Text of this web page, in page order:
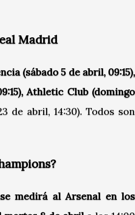
Madrid
(sábado 5 de abril, 09:15),
Athletic Club (domingo
de abril, 14:30). Todos son
medirá al Arsenal en los